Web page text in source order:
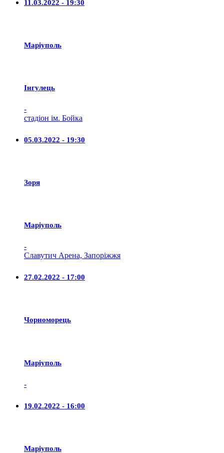
11.03.2022 - 19:30
Маріуполь
Iнгулець
-
стадіон ім. Бойка
05.03.2022 - 19:30
Зоря
Маріуполь
-
Славутич Арена, Запоріжжя
27.02.2022 - 17:00
Чорноморець
Маріуполь
-
19.02.2022 - 16:00
Маріуполь